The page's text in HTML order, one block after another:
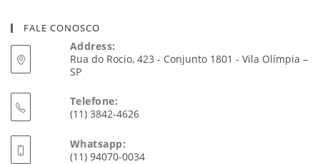
FALE CONOSCO
Address:
Rua do Rocio, 423 - Conjunto 1801 - Vila Olímpia –
SP
Telefone:
(11) 3842-4626
Whatsapp:
(11) 94070-0034